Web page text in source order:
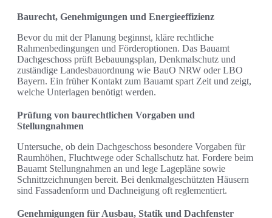
Baurecht, Genehmigungen und Energieeffizienz
Bevor du mit der Planung beginnst, kläre rechtliche
Rahmenbedingungen und Förderoptionen. Das Bauamt
Dachgeschoss prüft Bebauungsplan, Denkmalschutz und
zuständige Landesbauordnung wie BauO NRW oder LBO
Bayern. Ein früher Kontakt zum Bauamt spart Zeit und zeigt,
welche Unterlagen benötigt werden.
Prüfung von baurechtlichen Vorgaben und
Stellungnahmen
Untersuche, ob dein Dachgeschoss besondere Vorgaben für
Raumhöhen, Fluchtwege oder Schallschutz hat. Fordere beim
Bauamt Stellungnahmen an und lege Lagepläne sowie
Schnittzeichnungen bereit. Bei denkmalgeschützten Häusern
sind Fassadenform und Dachneigung oft reglementiert.
Genehmigungen für Ausbau, Statik und Dachfenster